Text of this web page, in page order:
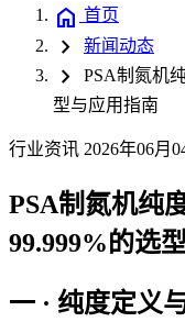
home 首页
chevron_right 新闻动态
chevron_right
PSA制氮机
型与应用指南
行业资讯 2026年06月
PSA制氮机纯
99.999%的选
一 · 纯度定义